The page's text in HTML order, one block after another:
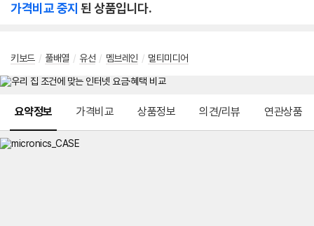
가격비교 중지 된 상품입니다.
키보드 / 풀배열 / 유선 / 멤브레인 / 멀티미디어
요약정보 가격비교 상품정보 의견/리뷰 연관상품